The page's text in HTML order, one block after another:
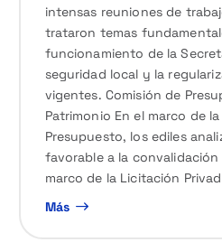
intensas reuniones de
trataron temas
funcionamiento de la
seguridad local y la
vigentes. Comisión de
Patrimonio En el marco de
Presupuesto, los ediles
favorable a la
marco de la Licitación
Más